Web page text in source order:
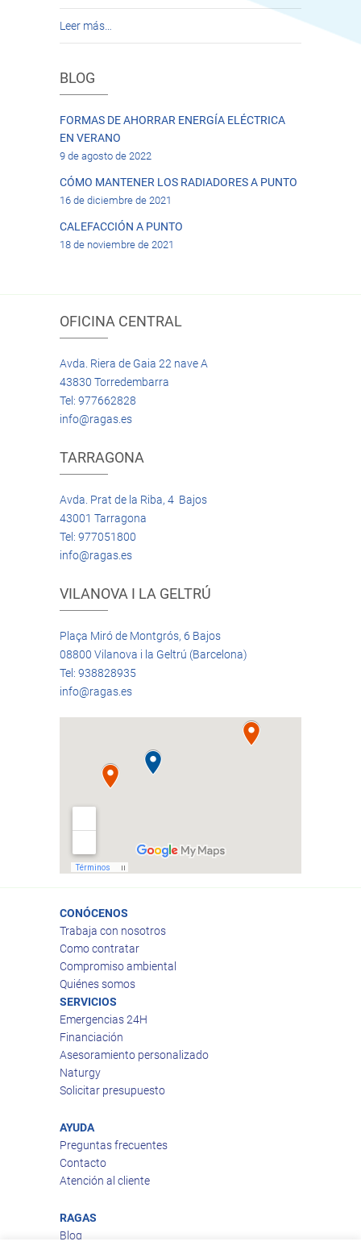
Leer más…
BLOG
FORMAS DE AHORRAR ENERGÍA ELÉCTRICA
EN VERANO
9 de agosto de 2022
CÓMO MANTENER LOS RADIADORES A PUNTO
16 de diciembre de 2021
CALEFACCIÓN A PUNTO
18 de noviembre de 2021
OFICINA CENTRAL
Avda. Riera de Gaia 22 nave A
43830 Torredembarra
Tel: 977662828
info@ragas.es
TARRAGONA
Avda. Prat de la Riba, 4 Bajos
43001 Tarragona
Tel: 977051800
info@ragas.es
VILANOVA I LA GELTRÚ
Plaça Miró de Montgrós, 6 Bajos
08800 Vilanova i la Geltrú (Barcelona)
Tel: 938828935
info@ragas.es
CONÓCENOS
Trabaja con nosotros
Como contratar
Compromiso ambiental
Quiénes somos
SERVICIOS
Emergencias 24H
Financiación
Asesoramiento personalizado
Naturgy
Solicitar presupuesto
AYUDA
Preguntas frecuentes
Contacto
Atención al cliente
RAGAS
Blog